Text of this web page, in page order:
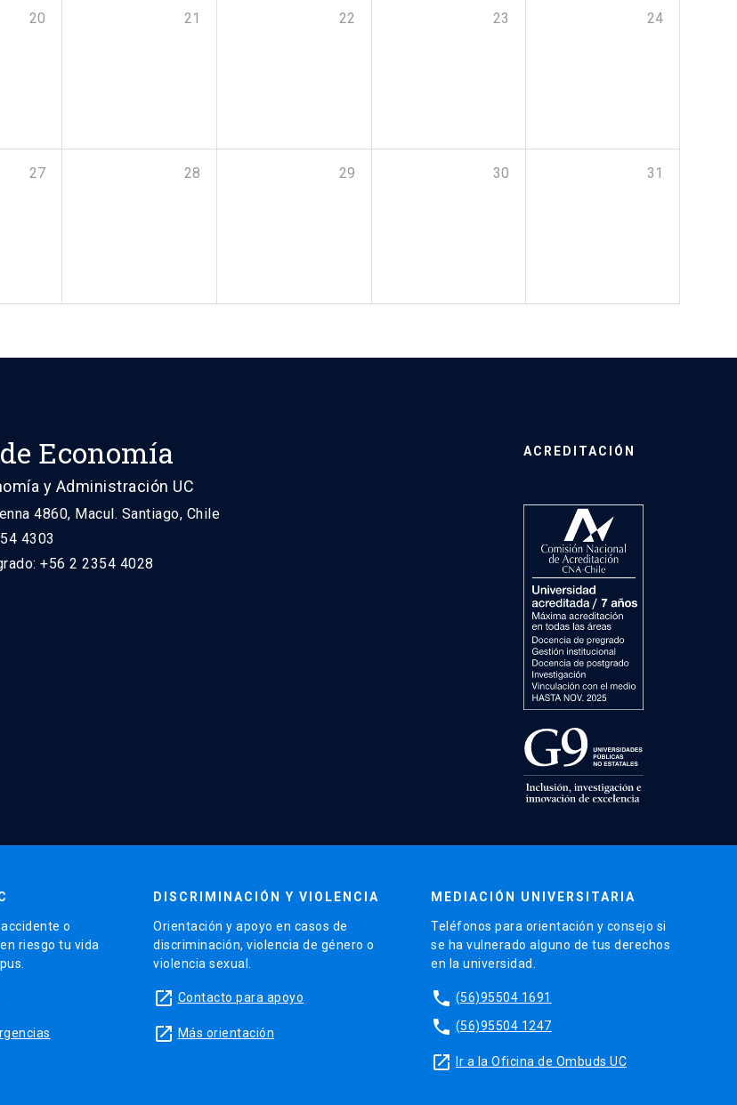
20 21 22 23 24
27 28 29 30 31
Economía
y Administración UC
4860, Macul. Santiago, Chile
4303
+56 2 2354 4028
ACREDITACIÓN
o
riesgo tu vida
DISCRIMINACIÓN Y VIOLENCIA
Orientación y apoyo en casos de
discriminación, violencia de género o
violencia sexual.
launch Contacto para apoyo
launch Más orientación
MEDIACIÓN UNIVERSITARIA
Teléfonos para orientación y consejo si
se ha vulnerado alguno de tus derechos
en la universidad.
phone (56)95504 1691
phone (56)95504 1247
launch Ir a la Oficina de Ombuds UC